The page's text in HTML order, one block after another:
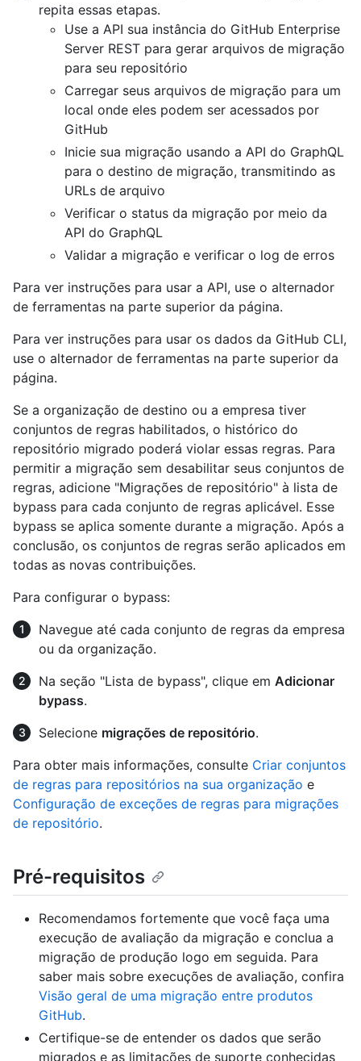
repita essas etapas.
Use a API sua instância do GitHub Enterprise
Server REST para gerar arquivos de migração
para seu repositório
Carregar seus arquivos de migração para um
local onde eles podem ser acessados por
GitHub
Inicie sua migração usando a API do GraphQL
para o destino de migração, transmitindo as
URLs de arquivo
Verificar o status da migração por meio da
API do GraphQL
Validar a migração e verificar o log de erros
Para ver instruções para usar a API, use o alternador
de ferramentas na parte superior da página.
Para ver instruções para usar os dados da GitHub CLI,
use o alternador de ferramentas na parte superior da
página.
Se a organização de destino ou a empresa tiver
conjuntos de regras habilitados, o histórico do
repositório migrado poderá violar essas regras. Para
permitir a migração sem desabilitar seus conjuntos de
regras, adicione "Migrações de repositório" à lista de
bypass para cada conjunto de regras aplicável. Esse
bypass se aplica somente durante a migração. Após a
conclusão, os conjuntos de regras serão aplicados em
todas as novas contribuições.
Para configurar o bypass:
Navegue até cada conjunto de regras da empresa
ou da organização.
Na seção "Lista de bypass", clique em Adicionar
bypass.
Selecione migrações de repositório.
Para obter mais informações, consulte Criar conjuntos
de regras para repositórios na sua organização e
Configuração de exceções de regras para migrações
de repositório.
Pré-requisitos
Recomendamos fortemente que você faça uma
execução de avaliação da migração e conclua a
migração de produção logo em seguida. Para
saber mais sobre execuções de avaliação, confira
Visão geral de uma migração entre produtos
GitHub.
Certifique-se de entender os dados que serão
migrados e as limitações de suporte conhecidas